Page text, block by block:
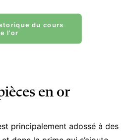
du cours
l'or
en or
principalement adossé à des